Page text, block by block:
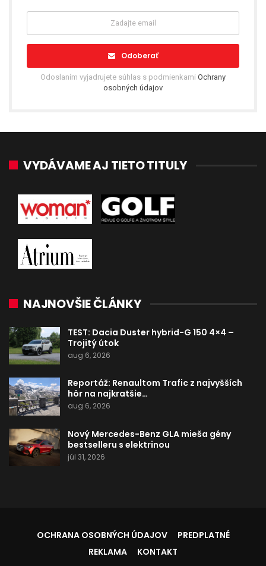
Odoberať
Odoslaním vyjadrujete súhlas s podmienkami Ochrany
osobných údajov
VYDÁVAME AJ TIETO TITULY
NAJNOVŠIE ČLÁNKY
TEST: Dacia Duster hybrid-G 150 4×4 –
Trojitý útok
aug 6, 2026
Reportáž: Renaultom Trafic z najvyšších
hôr na najkratšie…
aug 6, 2026
Nový Mercedes-Benz GLA mieša gény
bestselleru s elektrinou
júl 31, 2026
OCHRANA OSOBNÝCH ÚDAJOV
PREDPLATNÉ
REKLAMA
KONTAKT